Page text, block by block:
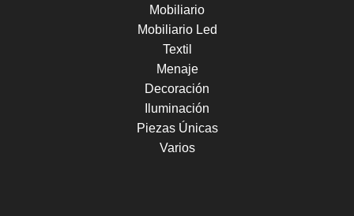
Mobiliario
Mobiliario Led
Textil
Menaje
Decoración
Iluminación
Piezas Únicas
Varios